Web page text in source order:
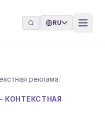
RU
реклама/
КОНТЕКСТНАЯ